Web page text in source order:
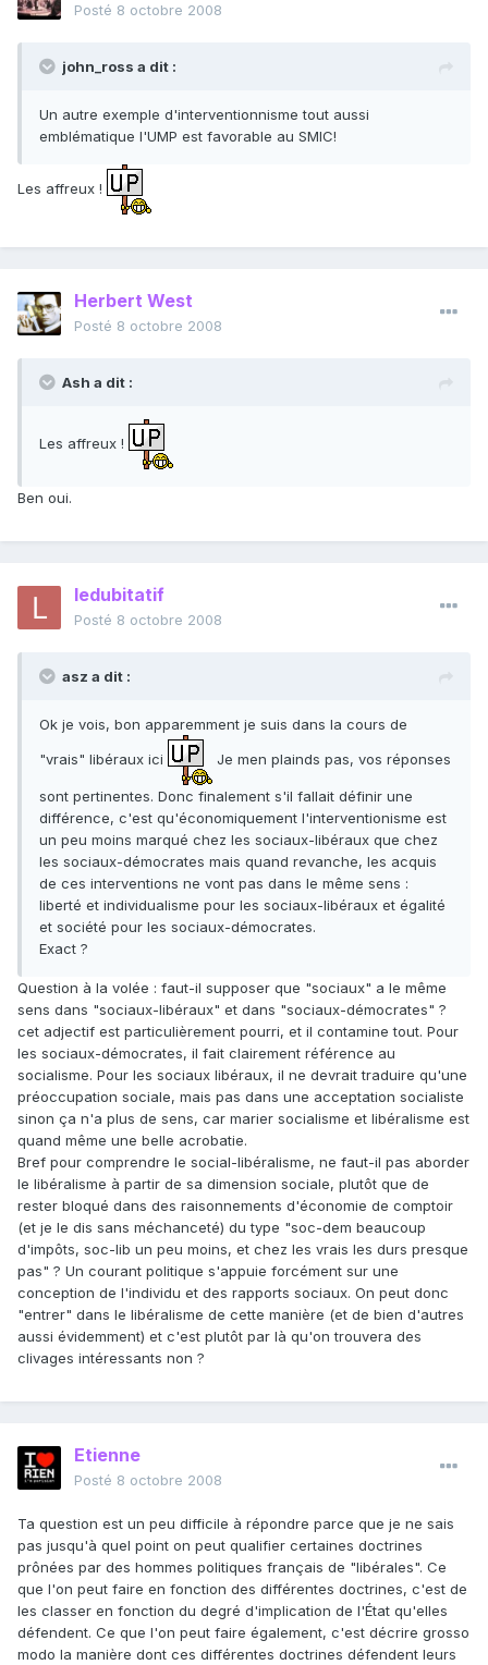
Posté 8 octobre 2008
john_ross a dit :
Un autre exemple d'interventionnisme tout aussi
emblématique l'UMP est favorable au SMIC!
Les affreux !
Herbert West
Posté 8 octobre 2008
Ash a dit :
Les affreux !
Ben oui.
ledubitatif
Posté 8 octobre 2008
asz a dit :
Ok je vois, bon apparemment je suis dans la cours de
"vrais" libéraux ici
Je men plainds pas, vos réponses
sont pertinentes. Donc finalement s'il fallait définir une
différence, c'est qu'économiquement l'interventionisme est
un peu moins marqué chez les sociaux-libéraux que chez
les sociaux-démocrates mais quand revanche, les acquis
de ces interventions ne vont pas dans le même sens :
liberté et individualisme pour les sociaux-libéraux et égalité
et société pour les sociaux-démocrates.
Exact ?
Question à la volée : faut-il supposer que "sociaux" a le même
sens dans "sociaux-libéraux" et dans "sociaux-démocrates" ?
cet adjectif est particulièrement pourri, et il contamine tout. Pour
les sociaux-démocrates, il fait clairement référence au
socialisme. Pour les sociaux libéraux, il ne devrait traduire qu'une
préoccupation sociale, mais pas dans une acceptation socialiste
sinon ça n'a plus de sens, car marier socialisme et libéralisme est
quand même une belle acrobatie.
Bref pour comprendre le social-libéralisme, ne faut-il pas aborder
le libéralisme à partir de sa dimension sociale, plutôt que de
rester bloqué dans des raisonnements d'économie de comptoir
(et je le dis sans méchanceté) du type "soc-dem beaucoup
d'impôts, soc-lib un peu moins, et chez les vrais les durs presque
pas" ? Un courant politique s'appuie forcément sur une
conception de l'individu et des rapports sociaux. On peut donc
"entrer" dans le libéralisme de cette manière (et de bien d'autres
aussi évidemment) et c'est plutôt par là qu'on trouvera des
clivages intéressants non ?
Etienne
Posté 8 octobre 2008
Ta question est un peu difficile à répondre parce que je ne sais
pas jusqu'à quel point on peut qualifier certaines doctrines
prônées par des hommes politiques français de "libérales". Ce
que l'on peut faire en fonction des différentes doctrines, c'est de
les classer en fonction du degré d'implication de l'État qu'elles
défendent. Ce que l'on peut faire également, c'est décrire grosso
modo la manière dont ces différentes doctrines défendent leurs